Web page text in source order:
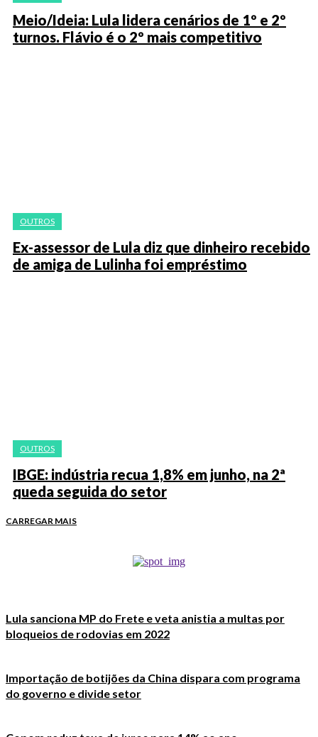
Meio/Ideia: Lula lidera cenários de 1º e 2º
turnos. Flávio é o 2º mais competitivo
OUTROS
Ex-assessor de Lula diz que dinheiro recebido
de amiga de Lulinha foi empréstimo
OUTROS
IBGE: indústria recua 1,8% em junho, na 2ª
queda seguida do setor
CARREGAR MAIS
Lula sanciona MP do Frete e veta anistia a multas por
bloqueios de rodovias em 2022
Importação de botijões da China dispara com programa
do governo e divide setor